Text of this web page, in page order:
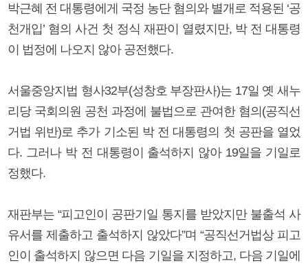
박근혜 전 대통령에게 국정 농단 혐의와 별개로 적용된 ‘공
천개입’ 혐의 사건 첫 정식 재판이 열렸지만, 박 전 대통령
이 법정에 나오지 않아 공전했다.
서울중앙지법 형사32부(성창호 부장판사)는 17일 옛 새누
리당 국회의원 공천 과정에 불법으로 관여한 혐의(공직선
거법 위반)로 추가 기소된 박 전 대통령의 첫 공판을 열었
다. 그러나 박 전 대통령이 출석하지 않아 19일을 기일로
정했다.
재판부는 “피고인이 공판기일 통지를 받았지만 불출석 사
유서를 제출하고 출석하지 않았다”며 “공직선거법상 피고
인이 출석하지 않으면 다음 기일을 지정하고, 다음 기일에